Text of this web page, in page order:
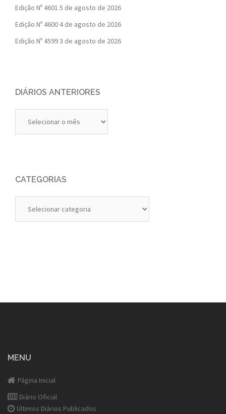
Edição Nº 4601 5 de agosto de 2026
Edição Nº 4600 4 de agosto de 2026
Edição Nº 45993 de agosto de 2026
DIÁRIOS ANTERIORES
Anteriores
CATEGORIAS
MENU
Página Inicial
Diário Oficial
Últimos Diários Publicados